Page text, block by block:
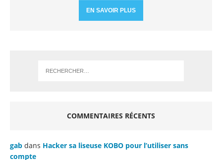
EN SAVOIR PLUS
COMMENTAIRES RÉCENTS
gab dans Hacker sa liseuse KOBO pour l’utiliser sans
compte